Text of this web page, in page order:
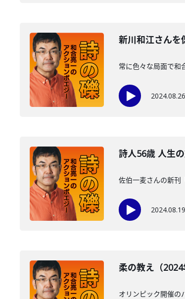
新川和江さんを
常に色々な局面で和
2024.08.26
詩人56歳 人生
佐伯一麦さんの新刊
2024.08.19
柔の教え（2024
オリンピック開催の